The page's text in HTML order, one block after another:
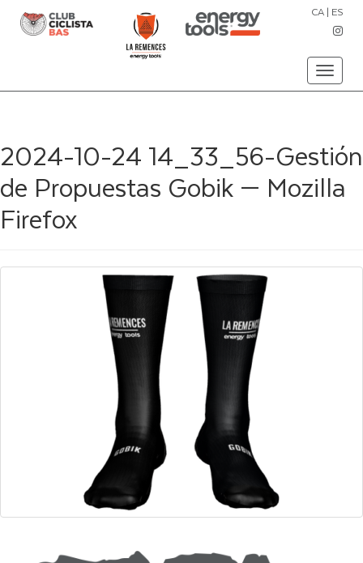
Toggle
CA | ES
2024-10-24 14_33_56-Gestión
de Propuestas Gobik — Mozilla
Firefox